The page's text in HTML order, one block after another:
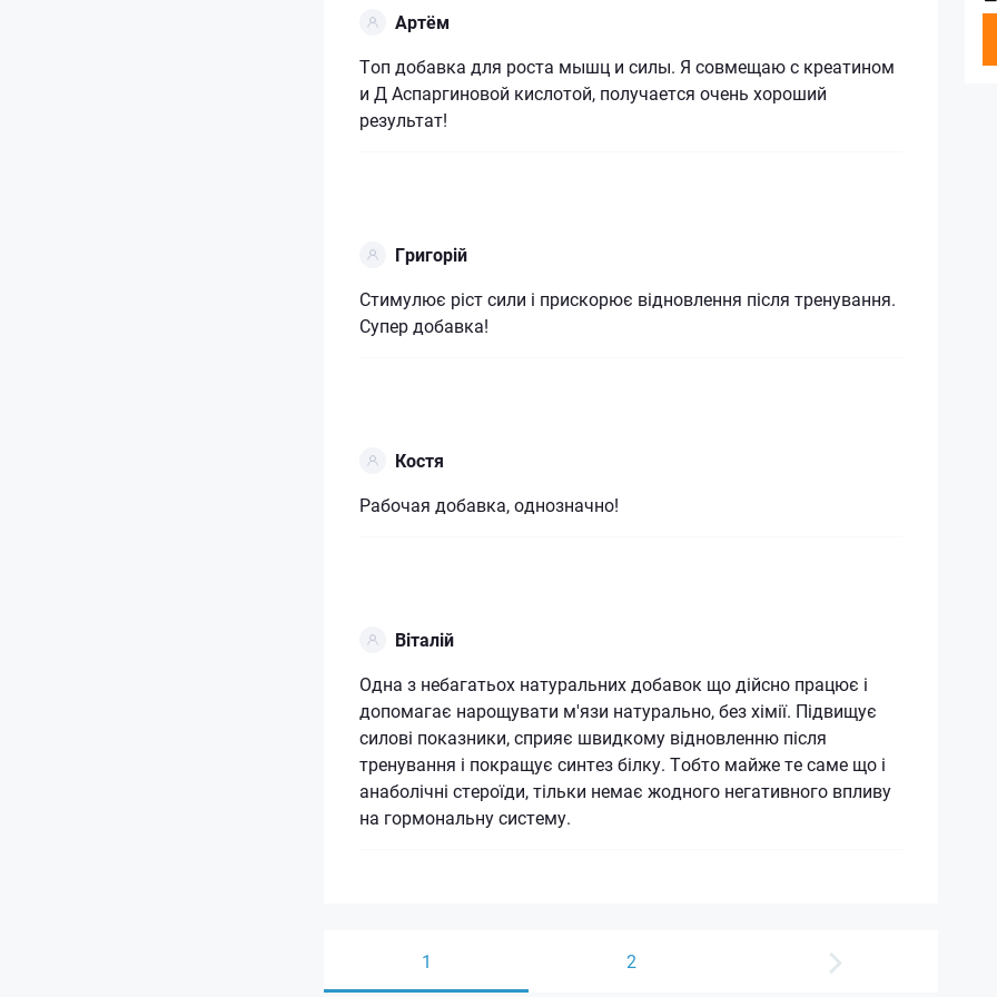
Артём
Топ добавка для роста мышц и силы. Я совмещаю с креатином
и Д Аспаргиновой кислотой, получается очень хороший
результат!
Григорій
Стимулює ріст сили і прискорює відновлення після тренування.
Супер добавка!
Костя
Рабочая добавка, однозначно!
Віталій
Одна з небагатьох натуральних добавок що дійсно працює і
допомагає нарощувати м'язи натурально, без хімії. Підвищує
силові показники, сприяє швидкому відновленню після
тренування і покращує синтез білку. Тобто майже те саме що і
анаболічні стероїди, тільки немає жодного негативного впливу
на гормональну систему.
1 2